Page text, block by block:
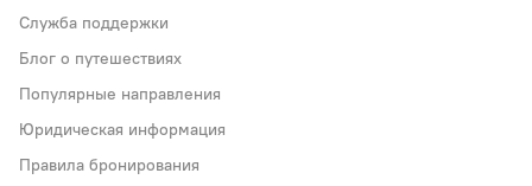
Служба поддержки
Блог о путешествиях
Популярные направления
Юридическая информация
Правила бронирования